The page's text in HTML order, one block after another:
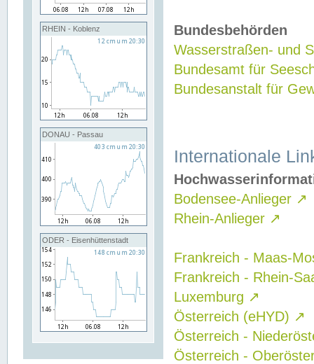
RHEIN - Koblenz
DONAU - Passau
ODER - Eisenhüttenstadt
Bundesbehörden
Wasserstraßen- und
Bundesamt für
Bundesanstalt für
Internationale
Bodensee-Anlieger ↗
Rhein-Anlieger ↗
Frankreich - Maas-
Frankreich - Rhein-
Luxemburg ↗
Österreich (eHYD) ↗
Österreich -
Österreich -